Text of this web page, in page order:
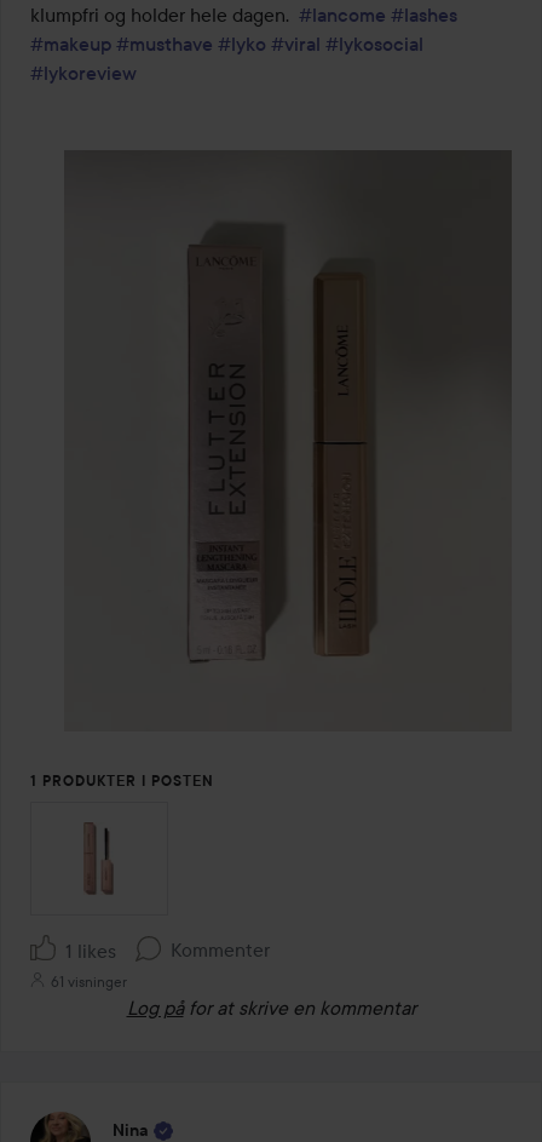
klumpfri og holder hele dagen. #lancome #lashes
#makeup #musthave #lyko #viral #lykosocial
#lykoreview
1 PRODUKTER I POSTEN
1 likes Kommenter
61 visninger
Log på for at skrive en kommentar
Nina